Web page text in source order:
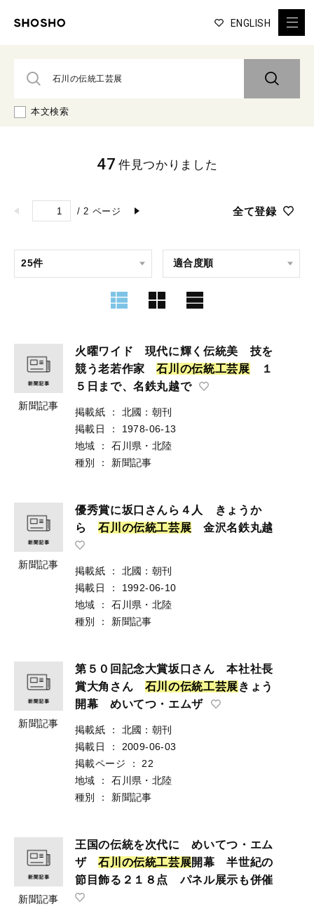
ENGLISH
本文検索
/ 2 ページ 全て登録
47 件見つかりました
新聞記事
火曜ワイド 現代に輝く伝統美 技を
競う老若作家石 川 の伝統工芸展 １
５日まで、名鉄丸越で
掲載紙 ：
北國：朝刊
掲載日
：
1978-06-13
地域
：
石川県・北陸
種別
： 新聞記事
新聞記事
優秀賞に坂口さんら４人 きょうか
ら石 川 の伝統工芸展 金沢名鉄丸越
掲載紙 ：
北國：朝刊
掲載日
：
1992-06-10
地域
：
石川県・北陸
種別
： 新聞記事
新聞記事
第５０回記念大賞坂口さん 本社社長
賞大角さん 石川の伝統工芸展きょう
開幕 めいてつ・エムザ
掲載紙 ：
北國：朝刊
掲載日
：
2009-06-03
掲載ページ
：
22
地域
：
石川県・北陸
種別
： 新聞記事
新聞記事
王国の伝統を次代に めいてつ・エム
ザ石 川 の伝統工芸展開幕 半世紀の
節目飾る２１８点 パネル展示も併催